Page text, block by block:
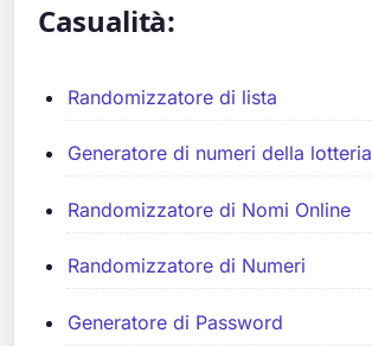
Casualità:
Randomizzatore di lista
Generatore di numeri della lotteria
Randomizzatore di Nomi Online
Randomizzatore di Numeri
Generatore di Password